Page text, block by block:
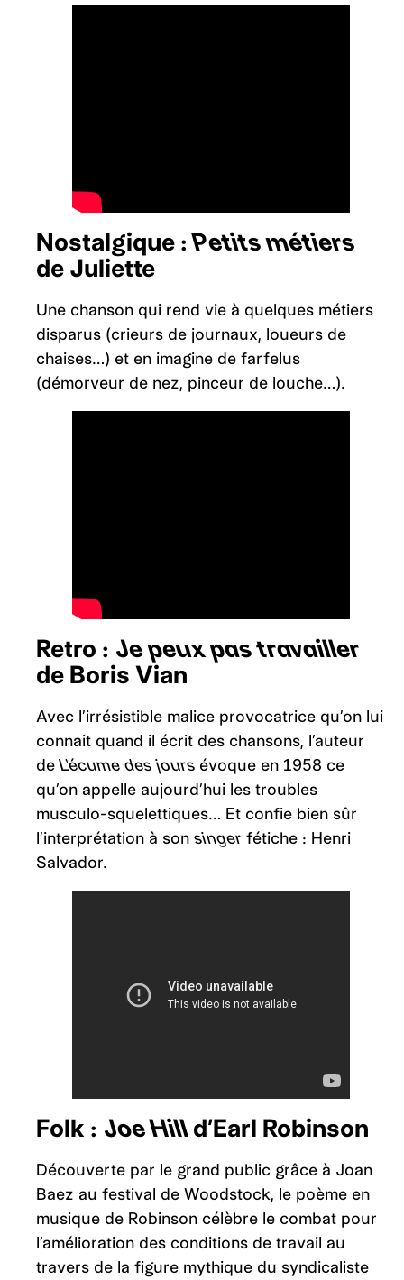
Nostalgique :Petits métiers
de Juliette
Une chanson qui rend vie à quelques métiers
disparus (crieurs de journaux, loueurs de
chaises…) et en imagine de farfelus
(démorveur de nez, pinceur de louche…).
Retro : Je peux pas travailler
de Boris Vian
Avec l’irrésistible malice provocatrice qu’on lui
connait quand il écrit des chansons, l’auteur
deL’écume des jours évoque en 1958 ce
qu’on appelle aujourd’hui les troubles
musculo-squelettiques… Et confie bien sûr
l’interprétation à son singer fétiche : Henri
Salvador.
Folk : Joe Hilld’Earl Robinson
Découverte par le grand public grâce à Joan
Baez au festival de Woodstock, le poème en
musique de Robinson célèbre le combat pour
l’amélioration des conditions de travail au
travers de la figure mythique du syndicaliste